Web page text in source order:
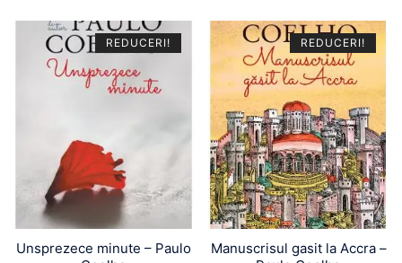
REDUCERI!
Unsprezece minute – Paulo
REDUCERI!
Manuscrisul gasit la Accra –